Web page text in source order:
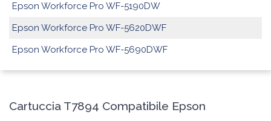
Epson Workforce Pro WF-5190DW
Epson Workforce Pro WF-5620DWF
Epson Workforce Pro WF-5690DWF
Cartuccia T7894 Compatibile Epson